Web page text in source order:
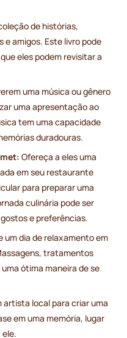
de histórias,
e amigos. Este livro pode
eles podem revisitar a
uma música ou gênero
uma apresentação ao
tem uma capacidade
duradouras.
Ofereça a eles uma
em seu restaurante
para preparar uma
culinária pode ser
e preferências.
um dia de relaxamento em
tratamentos
ótima maneira de se
artista local para criar uma
em uma memória, lugar